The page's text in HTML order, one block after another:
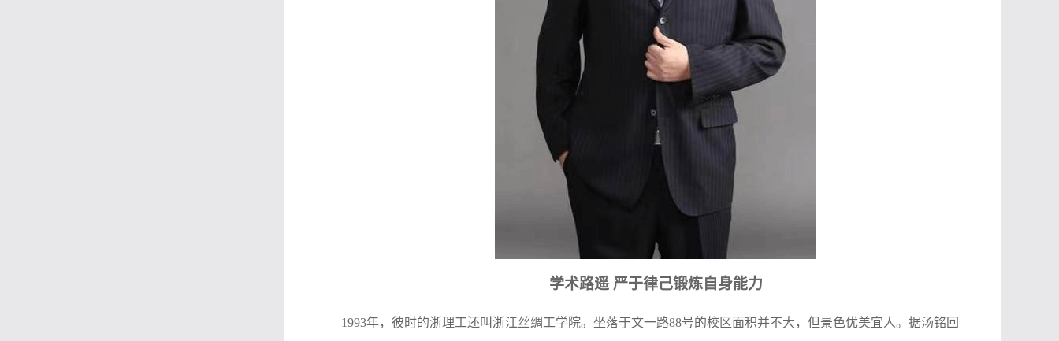
学术路遥 严于律己锻炼自身能力
1993年，彼时的浙理工还叫浙江丝绸工学院。坐落于文一路88号的校区面积并不大，但景色优美宜人。据汤铭回